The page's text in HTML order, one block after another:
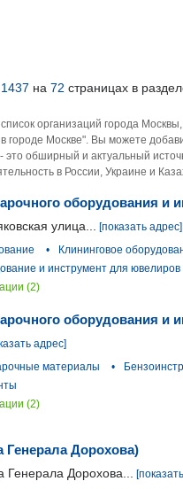
1437 на 72 страницах в
организаций города
городе Москве". Вы можете
это обширный и актуальный
в России, Украине и
оборудования и
улица...
[показать адрес]
• Клининговое
и инструмент для ювелиров
(2)
оборудования и
адрес]
материалы •
(2)
Генерала Дорохова)
Генерала Дорохова...